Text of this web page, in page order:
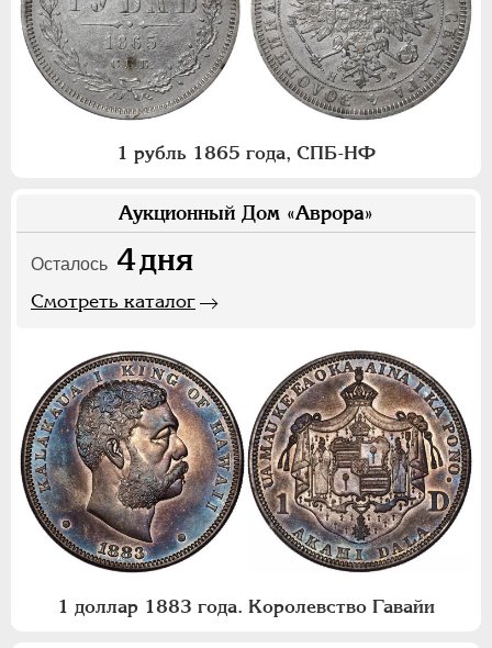
1 рубль 1865 года, СПБ-НФ
Аукционный Дом «Аврора»
Осталось 4дня
Смотреть каталог
1 доллар 1883 года. Королевство Гавайи